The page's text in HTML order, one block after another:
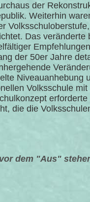
der
Weiterhin
Das
der 50er Jahre
Volksschule
die die
dem "Aus"